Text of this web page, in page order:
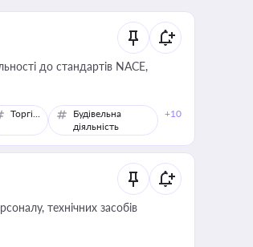
до стандартів NACE,
Торгівля
Будівельна
діяльність
+10
технічних засобів